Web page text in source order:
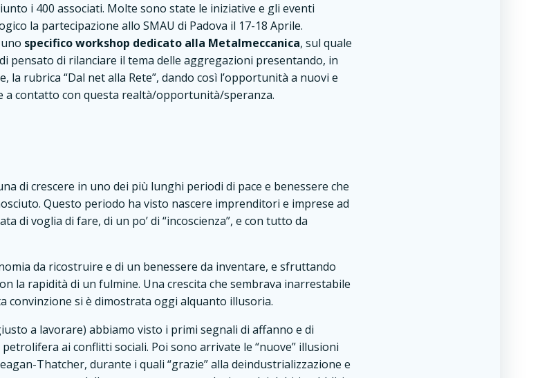
i 400 associati. Molte sono state le iniziative e gli eventi
la partecipazione allo SMAU di Padova il 17-18 Aprile.
specifico workshop dedicato alla Metalmeccanica, sul quale
pensato di rilanciare il tema delle aggregazioni presentando, in
la rubrica “Dal net alla Rete”, dando così l’opportunità a nuovi e
a contatto con questa realtà/opportunità/speranza.
di crescere in uno dei più lunghi periodi di pace e benessere che
Questo periodo ha visto nascere imprenditori e imprese ad
di voglia di fare, di un po’ di “incoscienza”, e con tutto da
da ricostruire e di un benessere da inventare, e sfruttando
la rapidità di un fulmine. Una crescita che sembrava inarrestabile
convinzione si è dimostrata oggi alquanto illusoria.
a lavorare) abbiamo visto i primi segnali di affanno e di
ai conflitti sociali. Poi sono arrivate le “nuove” illusioni
Thatcher, durante i quali “grazie” alla deindustrializzazione e